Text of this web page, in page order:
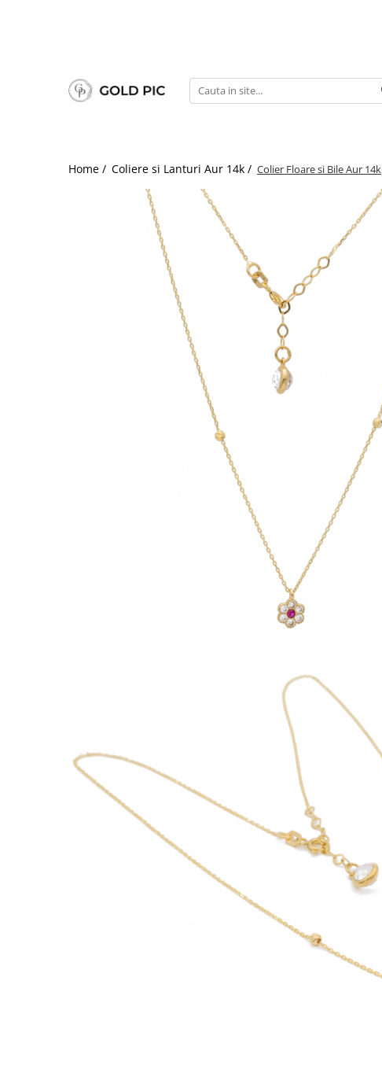
Home / Coliere si Lanturi Aur 14k / Colier Floare si Bile Aur 14k